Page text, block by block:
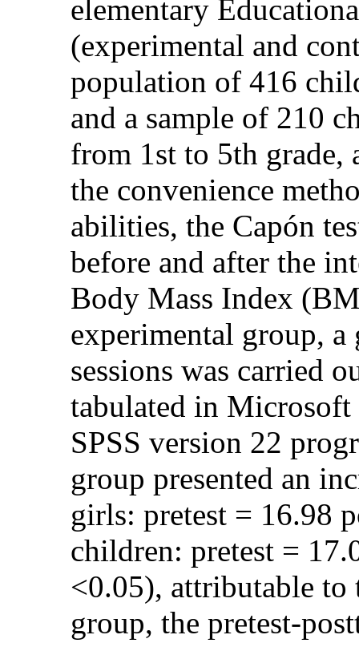
elementary
(experimental and
population of 416
and a sample of 210
from 1st to 5th grade,
the convenience
abilities, the Capón
before and after the
Body Mass Index
experimental group,
sessions was carried
tabulated in Microsoft
SPSS version 22
group presented an
girls: pretest = 16.98
children: pretest =
<0.05), attributable
group, the pretest-